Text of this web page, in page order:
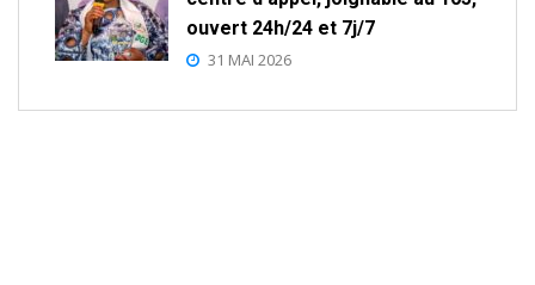
ouvert 24h/24 et 7j/7
31 MAI 2026